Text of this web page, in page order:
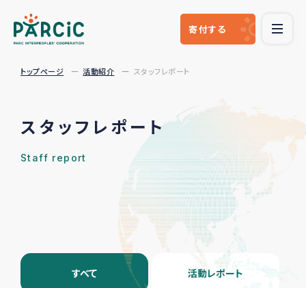
寄付する
トップページ 活動紹介 スタッフレポート
スタッフレポート
Staff report
すべて 活動レポート